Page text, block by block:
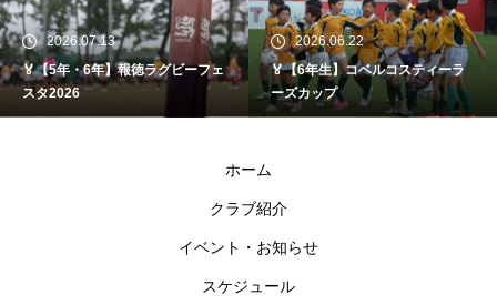
2026.07.13
🏅【5年・6年】報徳ラグビーフェ
スタ2026
2026.06.22
🏅【6年生】コベルコスティーラ
ーズカップ
ホーム
クラブ紹介
イベント・お知らせ
スケジュール